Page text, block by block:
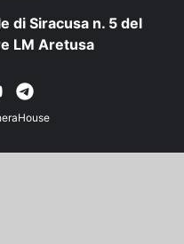
di Siracusa n. 5 del
LM Aretusa